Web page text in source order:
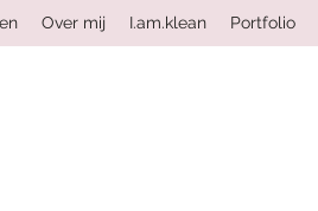
Over mij I.am.klean Portfolio